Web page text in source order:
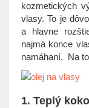
kozmetických
vlasy. To je
a hlavne
najmä konce
namáhaní. Na
1. Teplý